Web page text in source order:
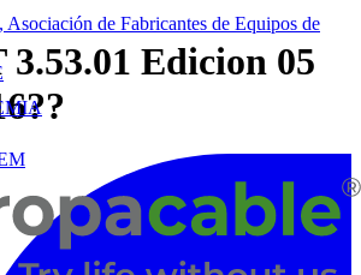
Asociación de Fabricantes de Equipos de
Edicion 05